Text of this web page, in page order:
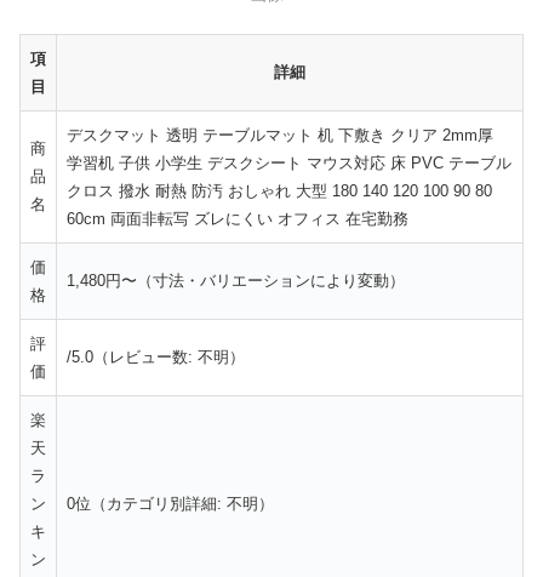
項
目
詳細
商
品
名
デスクマット 透明 テーブルマット 机 下敷き クリア 2mm厚
学習机 子供 小学生 デスクシート マウス対応 床 PVC テーブル
クロス 撥水 耐熱 防汚 おしゃれ 大型 180 140 120 100 90 80
60cm 両面非転写 ズレにくい オフィス 在宅勤務
価
格
1,480円〜（寸法・バリエーションにより変動）
評
価
/5.0（レビュー数: 不明）
楽
天
ラ
ン
キ
ン
0位（カテゴリ別詳細: 不明）